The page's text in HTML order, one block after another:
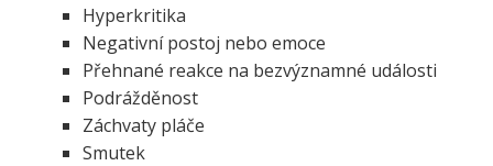
Hyperkritika
Negativní postoj nebo emoce
Přehnané reakce na bezvýznamné události
Podrážděnost
Záchvaty pláče
Smutek